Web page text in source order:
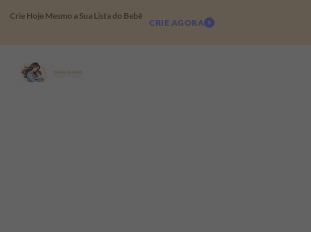
Crie Hoje Mesmo a Sua Lista do Bebê
CRIE AGORA